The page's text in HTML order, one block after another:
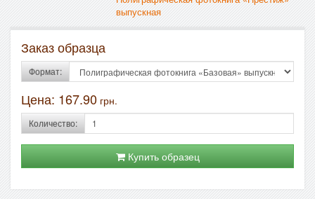
выпускная
Заказ образца
Формат:
Цена: 167.90 грн.
Количество:
Купить образец